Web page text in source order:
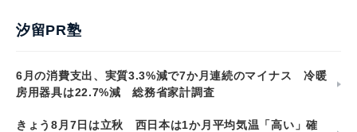
汐留PR塾
6月の消費支出、実質3.3%減で7か月連続のマイナス 冷暖
房用器具は22.7%減 総務省家計調査
きょう8月7日は立秋 西日本は1か月平均気温「高い」確